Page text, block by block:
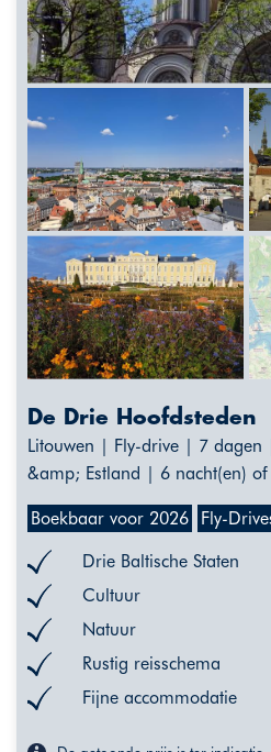
De Drie Hoofdsteden
Litouwen | Fly-drive | 7 dagen
&amp; Estland | 6 nacht(en)
Boekbaar voor 2026 Fly-
Drie Baltische Staten
Cultuur
Natuur
Rustig reisschema
Fijne accommodatie